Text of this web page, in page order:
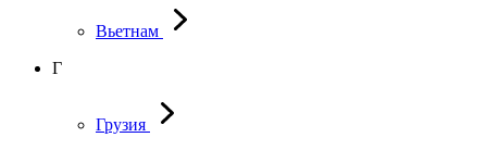
Вьетнам
Г
Грузия